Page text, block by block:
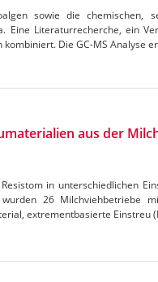
sowie die chemischen,
Eine Literaturrecherche, ein
Die GC-MS Analyse
aus der
in unterschiedlichen
26 Milchviehbetriebe
extrementbasierte Einstreu